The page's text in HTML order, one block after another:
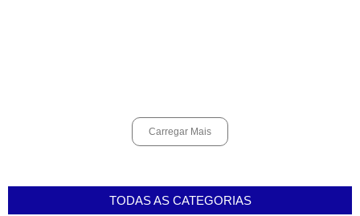
Carregar Mais
TODAS AS CATEGORIAS